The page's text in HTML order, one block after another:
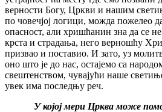
верности Богу, Цркви и нашим
по човечјој логици, можда пожелео
опасност, али хришћанин зна да се
крста и страдања, него верношћу
призвао и поставио. И зато, уз
оно што је до нас, остајемо са
свештенством, чувајући наше
увек има последњу реч.
У којој мери Црква може